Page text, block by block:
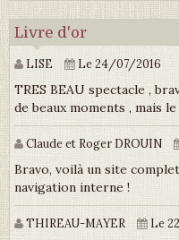
Livre d'or
LISE Le 24/07/2016
TRES BEAU spectacle ,
de beaux moments , mais
Claude et Roger DROUIN
Bravo, voilà un site
navigation interne !
THIREAU-MAYER Le